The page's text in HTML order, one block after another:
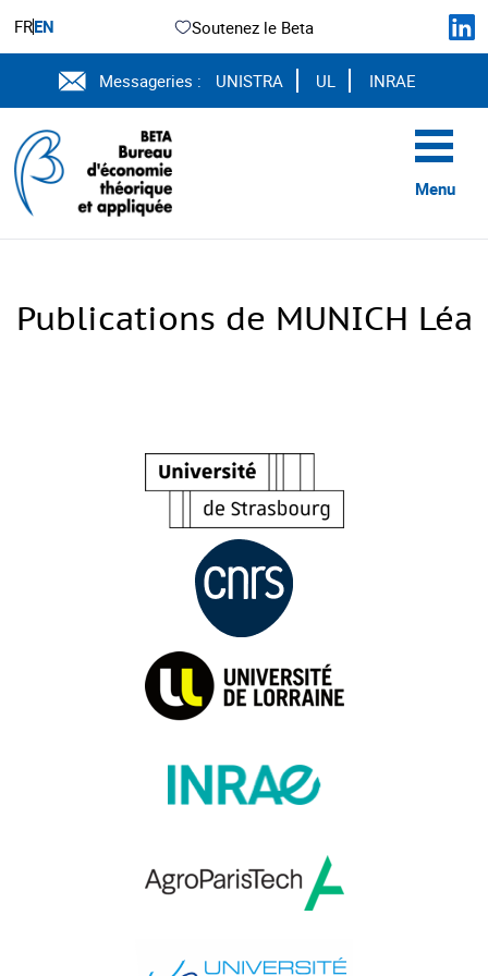
FREN Soutenez le Beta
Messageries : UNISTRA UL INRAE
Menu
Publications de MUNICH Léa